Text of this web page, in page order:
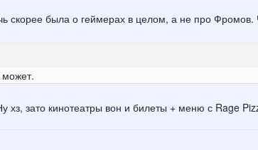
скорее была о геймерах в целом, а не про Фромов.
может.
хз, зато кинотеатры вон и билеты + меню с Rage